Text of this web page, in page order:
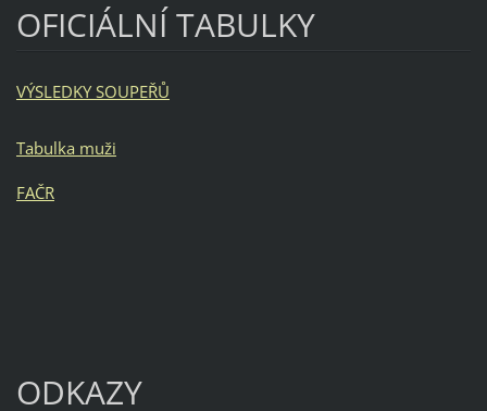
OFICIÁLNÍ TABULKY
VÝSLEDKY SOUPEŘŮ
Tabulka muži
FAČR
ODKAZY